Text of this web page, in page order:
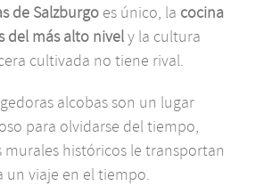
de Salzburgo es único, la cocina
del más alto nively la cultura
cultivada no tiene rival.
alcobas son un lugar
para olvidarse del tiempo,
murales históricos le transportan
un viaje en el tiempo.